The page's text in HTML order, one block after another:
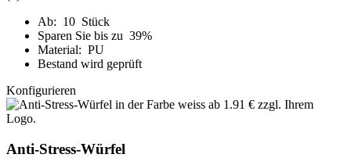
Ab: 10 Stück
Sparen Sie bis zu 39%
Material: PU
Bestand wird geprüft
Konfigurieren
Anti-Stress-Würfel